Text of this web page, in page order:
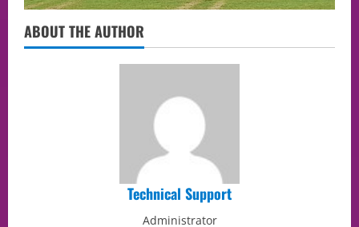
ABOUT THE AUTHOR
Technical Support
Administrator